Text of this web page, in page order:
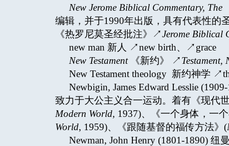
New Jerome Biblical Commentary, The
编辑，并于1990年出版，具有代表性的
《热罗尼莫圣经批注》↗Jerome Biblical
new man 新人 ↗new birth、↗grace
New Testament《新约》 ↗Testament,
New Testament theology 新约神学
Newbigin, James Edward Lesslie
致力于大公主义合一运动。着有《现代
Modern World, 1937)、《一个身体，一
World, 1959)、《跟随基督的福传方法》(
Newman, John Henry (1801-1890)